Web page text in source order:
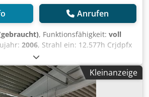
Anrufen
, Funktionsfähigkeit: voll
2006, Strahl ein: 12.577h Crjdpfx
72.745h inkl. Sheetmaster
Kleinanzeige